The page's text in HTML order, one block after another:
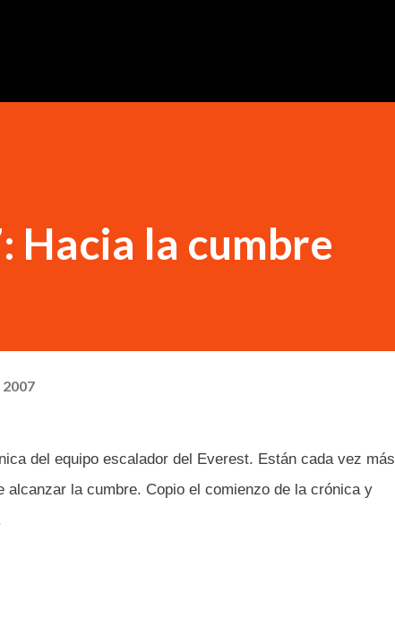
Hacia la cumbre
2007
del equipo escalador del Everest. Están cada vez más
alcanzar la cumbre. Copio el comienzo de la crónica y